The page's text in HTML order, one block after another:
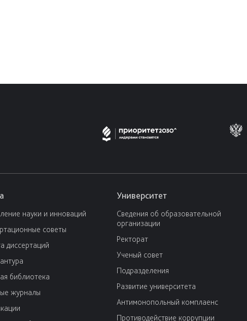
науки и инноваций
советы
диссертаций
библиотека
журналы
Университет
Сведения об образовательной
организации
Ректорат
Ученый совет
Подразделения
Развитие университета
Антимонопольный комплаенс
Противодействие коррупции